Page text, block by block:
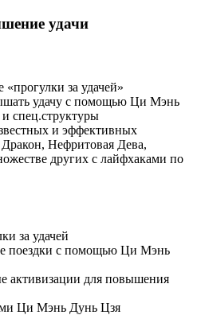
удачи
за удачей»
удачу с помощью Ци Мэнь
спец.структуры
и эффективных
Нефритовая Дева,
других с лайфхаками по
за удачей
поездки с помощью Ци Мэнь
активизации для повышения
Ци Мэнь Дунь Цзя